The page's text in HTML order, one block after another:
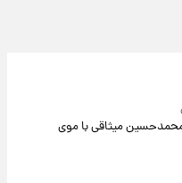
میثاقی با موی